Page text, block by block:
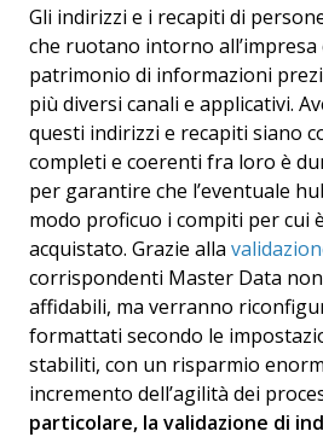
Gli indirizzi e i recapiti di
che ruotano intorno
patrimonio di informazioni
più diversi canali e applicativi.
questi indirizzi e recapiti siano
completi e coerenti fra loro è
per garantire che l’eventuale
modo proficuo i compiti per cui
acquistato. Grazie alla
corrispondenti Master Data
affidabili, ma verranno
formattati secondo le
stabiliti, con un risparmio
incremento dell’agilità dei
particolare, la validazione di